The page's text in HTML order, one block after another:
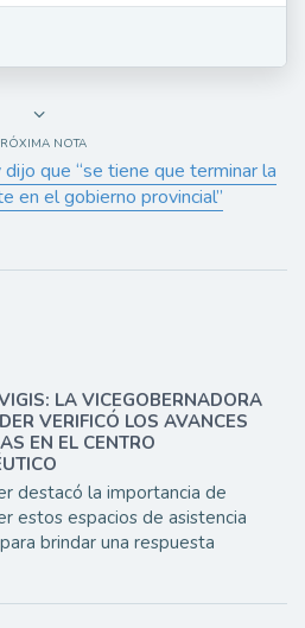
NOTA
que “se tiene que terminar la
en el gobierno provincial”
LA VICEGOBERNADORA
VERIFICÓ LOS AVANCES
EN EL CENTRO
destacó la importancia de
estos espacios de asistencia
brindar una respuesta